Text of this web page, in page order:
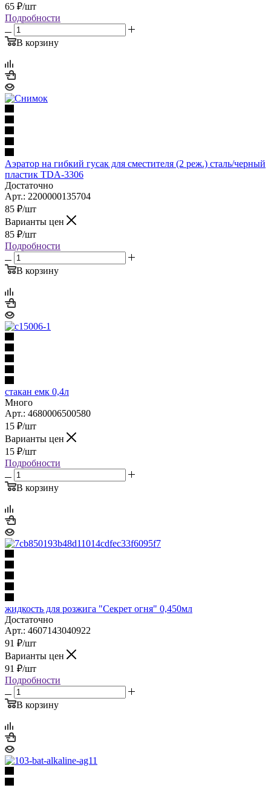
65 ₽/шт
Подробности
В корзину
Аэратор на гибкий гусак для сместителя (2 реж.) сталь/черный
пластик TDA-3306
Достаточно
Арт.: 2200000135704
85 ₽/шт
Варианты цен
85 ₽/шт
Подробности
В корзину
стакан емк 0,4л
Много
Арт.: 4680006500580
15 ₽/шт
Варианты цен
15 ₽/шт
Подробности
В корзину
жидкость для розжига "Секрет огня" 0,450мл
Достаточно
Арт.: 4607143040922
91 ₽/шт
Варианты цен
91 ₽/шт
Подробности
В корзину